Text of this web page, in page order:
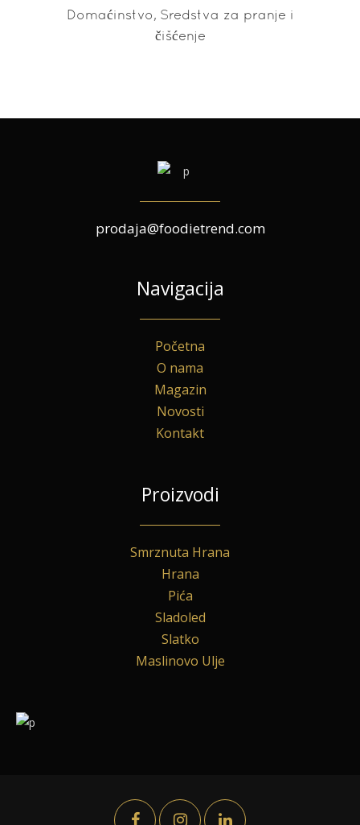
Domaćinstvo, Sredstva za pranje i
čišćenje
prodaja@foodietrend.com
Navigacija
Početna
O nama
Magazin
Novosti
Kontakt
Proizvodi
Smrznuta Hrana
Hrana
Pića
Sladoled
Slatko
Maslinovo Ulje